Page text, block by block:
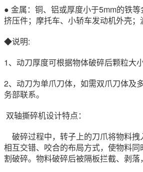
● 金属：铜、铝或厚度小于5mm的铁
挤压件；摩托车、小轿车发动机外壳；
◆说明:
1、动刀厚度可根据物体破碎后颗粒大
2、动刀为单爪刀体，如需双爪刀体及
务部联系。
双轴撕碎机设计特点：
破碎过程中，转子上的刀爪将物料拽
相互交错、咬合的布局方式，使物料
割破碎。物料破碎后被隔板拦截、剥落